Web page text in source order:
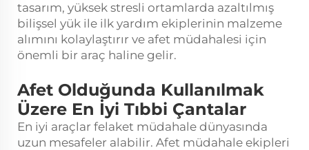
tasarım, yüksek stresli ortamlarda azaltılmış
bilişsel yük ile ilk yardım ekiplerinin malzeme
alımını kolaylaştırır ve afet müdahalesi için
önemli bir araç haline gelir.
Afet Olduğunda Kullanılmak
Üzere En İyi Tıbbi Çantalar
En iyi araçlar felaket müdahale dünyasında
uzun mesafeler alabilir. Afet müdahale ekipleri